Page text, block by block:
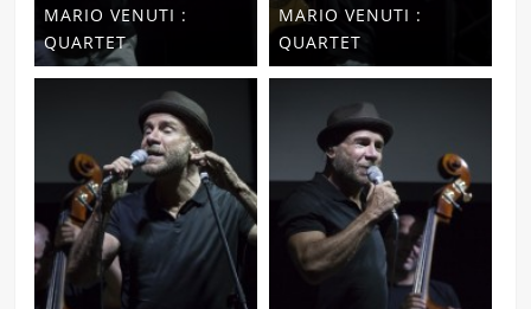
MARIO VENUTI :
QUARTET
MARIO VENUTI :
QUARTET